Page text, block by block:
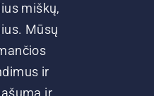
miškų,
Mūsų
ir
ir